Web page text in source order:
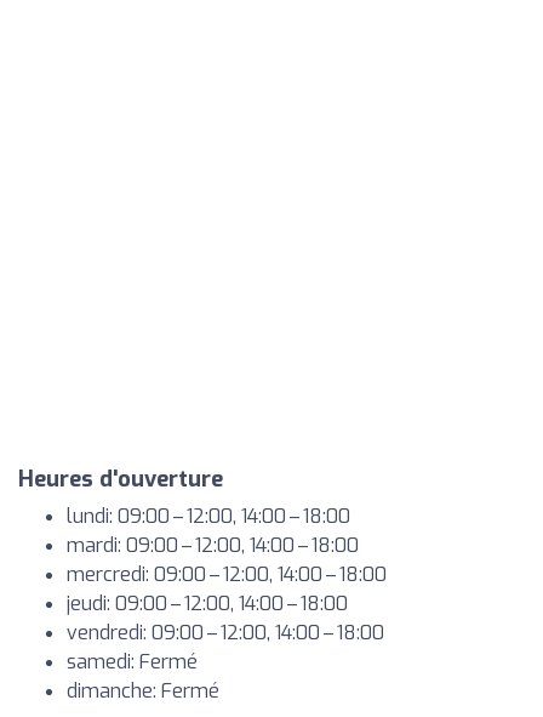
Heures d'ouverture
lundi: 09:00 – 12:00, 14:00 – 18:00
mardi: 09:00 – 12:00, 14:00 – 18:00
mercredi: 09:00 – 12:00, 14:00 – 18:00
jeudi: 09:00 – 12:00, 14:00 – 18:00
vendredi: 09:00 – 12:00, 14:00 – 18:00
samedi: Fermé
dimanche: Fermé